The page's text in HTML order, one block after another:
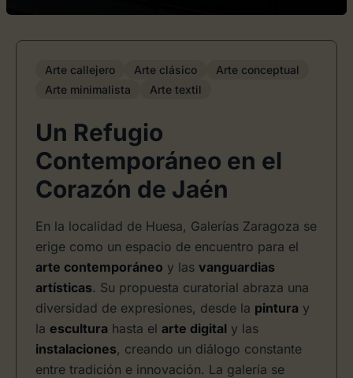
Arte callejero Arte clásico
Arte conceptual
Arte minimalista
Arte textil
Un Refugio
Contemporáneo en el
Corazón de Jaén
En la localidad de Huesa, Galerías Zaragoza se
erige como un espacio de encuentro para el
arte contemporáneo y las vanguardias
artísticas. Su propuesta curatorial abraza una
diversidad de expresiones, desde la pintura y
la escultura hasta el arte digital y las
instalaciones, creando un diálogo constante
entre tradición e innovación. La galería se